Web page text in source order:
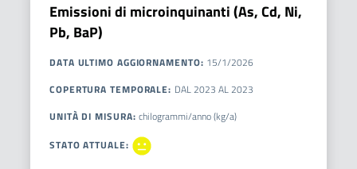
Emissioni di microinquinanti (As, Cd, Ni,
Pb, BaP)
DATA ULTIMO AGGIORNAMENTO: 15/1/2026
COPERTURA TEMPORALE: DAL 2023 AL 2023
UNITÀ DI MISURA: chilogrammi/anno (kg/a)
STATO ATTUALE: